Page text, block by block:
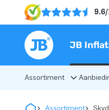
JB
Assortiment
Assortiment